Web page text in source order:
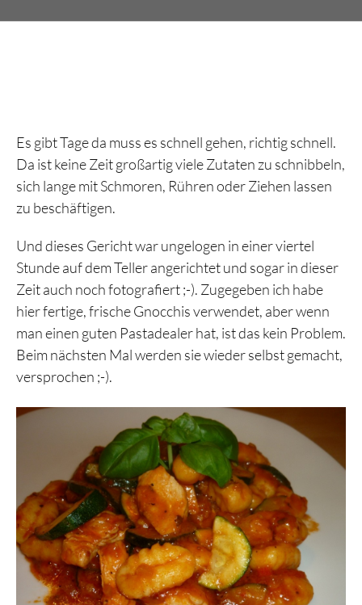
Es gibt Tage da muss es schnell gehen, richtig schnell.
Da ist keine Zeit großartig viele Zutaten zu schnibbeln,
sich lange mit Schmoren, Rühren oder Ziehen lassen
zu beschäftigen.
Und dieses Gericht war ungelogen in einer viertel
Stunde auf dem Teller angerichtet und sogar in dieser
Zeit auch noch fotografiert ;-). Zugegeben ich habe
hier fertige, frische Gnocchis verwendet, aber wenn
man einen guten Pastadealer hat, ist das kein Problem.
Beim nächsten Mal werden sie wieder selbst gemacht,
versprochen ;-).